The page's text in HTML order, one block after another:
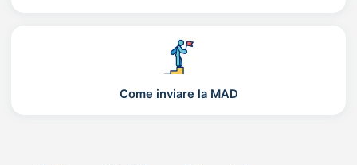
Come inviare la MAD